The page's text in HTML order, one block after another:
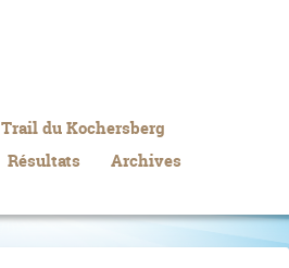
Trail du Kochersberg
Résultats
Archives